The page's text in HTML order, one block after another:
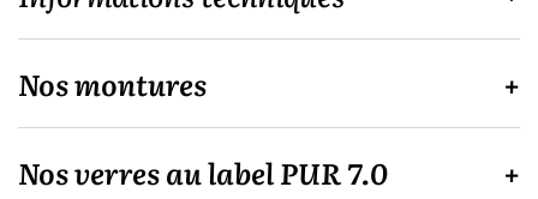
Nos montures
Nos verres au label PUR 7.0